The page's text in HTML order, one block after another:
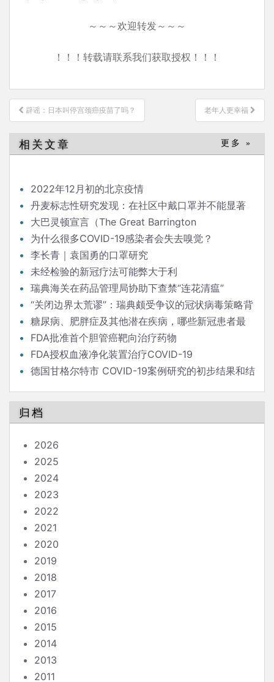
～～～欢迎转发～～～
！！！转载请联系我们获取授权！！！
文
章
导
航
辟谣：日本叫停宫颈癌疫苗了吗？ 老年人更幸福
相关文章 更多 »
2022年12月初的北京疫情
丹麦标志性研究发现：在社区中戴口罩并不能显著
降低（新冠）感染率
大巴灵顿宣言（The Great Barrington
Declaration）
为什么很多COVID-19感染者会失去嗅觉？
李长青｜袁国勇的口罩研究
未经检验的新冠疗法可能弊大于利
瑞典海关在药品管理局协助下查禁“连花清瘟”
“关闭边界太荒谬”：瑞典颇受争议的冠状病毒策略背
后的流行病学家
糖尿病、肥胖症及其他潜在疾病，哪些新冠患者最
危险？
FDA批准首个胆管癌靶向治疗药物
FDA授权血液净化装置治疗COVID-19
德国甘格尔特市 COVID-19案例研究的初步结果和结
归档
2026
2025
2024
2023
2022
2021
2020
2019
2018
2017
2016
2015
2014
2013
2011